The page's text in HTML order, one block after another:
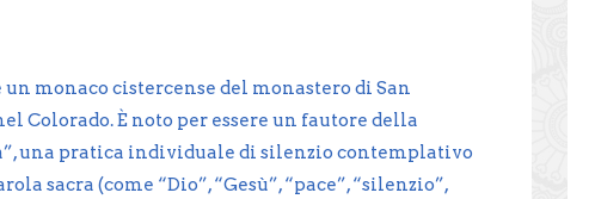
monaco cistercense del monastero di San
Colorado. È noto per essere un fautore della
una pratica individuale di silenzio contemplativo
sacra (come “Dio”, “Gesù”, “pace”, “silenzio”,